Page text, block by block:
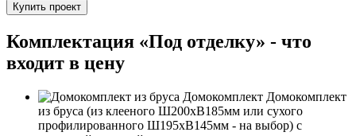
Купить проект
Комплектация «Под отделку» - что
входит в цену
Домокомплект Домокомплект
из бруса (из клееного Ш200хВ185мм или сухого
профилированного Ш195хВ145мм - на выбор) с